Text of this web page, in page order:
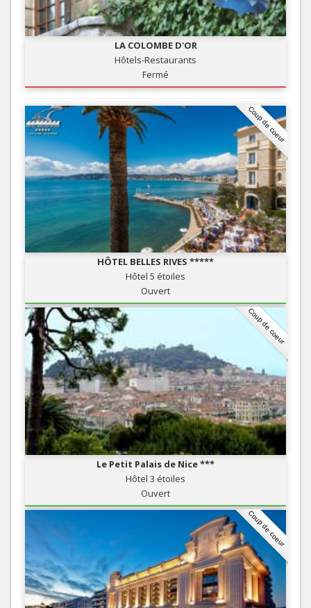
LA COLOMBE D'OR
Hôtels-Restaurants
Fermé
Coup de coeur
HÔTEL BELLES RIVES *****
Hôtel 5 étoiles
Ouvert
Coup de coeur
Le Petit Palais de Nice ***
Hôtel 3 étoiles
Ouvert
Coup de coeur